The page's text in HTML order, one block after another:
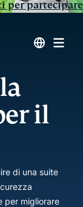
per partecipare
il
di una suite
per migliorare